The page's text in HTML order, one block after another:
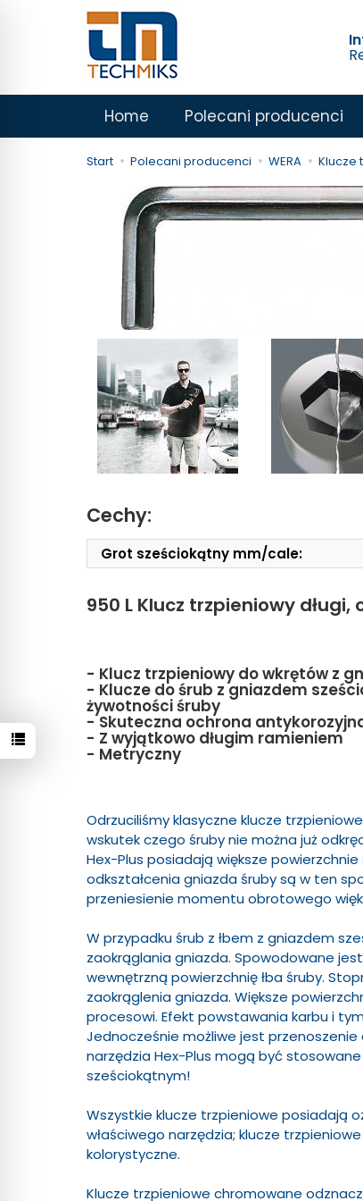
Home Polecani producenci
Start Polecani producenci WERA Klucze
Cechy:
Grot sześciokątny mm/cale:
950 L Klucz trzpieniowy
- Klucz trzpieniowy do wkrętów z
- Klucze do śrub z gniazdem
żywotności śruby
- Skuteczna ochrona
- Z wyjątkowo długim ramieniem
- Metryczny
Odrzuciliśmy klasyczne klucze
wskutek czego śruby nie można już
Hex-Plus posiadają większe
odkształcenia gniazda śruby są w ten
przeniesienie momentu obrotowego
W przypadku śrub z łbem z gniazdem
zaokrąglania gniazda. Spowodowane
wewnętrzną powierzchnię łba śruby.
zaokrąglenia gniazda. Większe
procesowi. Efekt powstawania karbu i
Jednocześnie możliwe jest
narzędzia Hex-Plus mogą być
sześciokątnym!
Wszystkie klucze trzpieniowe posiadają
właściwego narzędzia; klucze
kolorystyczne.
Klucze trzpieniowe chromowane